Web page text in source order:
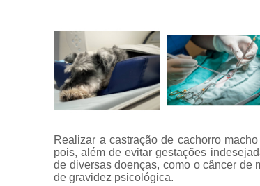
Realizar a castração de cachorro
pois, além de evitar gestações
de diversas doenças, como o câncer de
de gravidez psicológica.